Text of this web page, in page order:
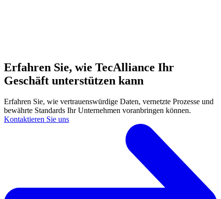
Erfahren Sie, wie TecAlliance Ihr
Geschäft unterstützen kann
Erfahren Sie, wie vertrauenswürdige Daten, vernetzte Prozesse und
bewährte Standards Ihr Unternehmen voranbringen können.
Kontaktieren Sie uns